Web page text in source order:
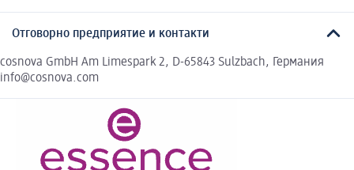
Отговорно предприятие и контакти
cosnova GmbH Am Limespark 2, D-65843 Sulzbach, Германия
info@cosnova.com